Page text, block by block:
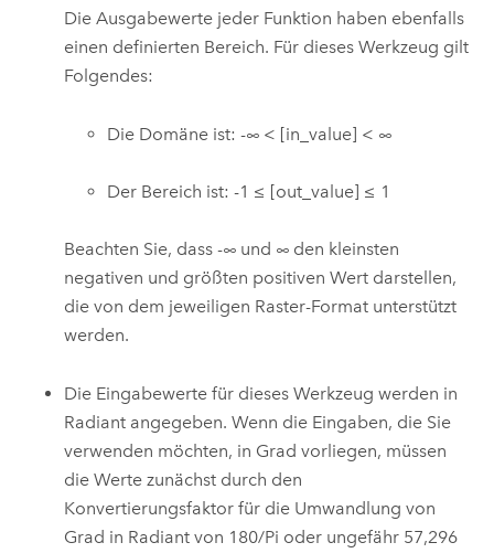
Die Ausgabewerte jeder Funktion haben ebenfalls
einen definierten Bereich. Für dieses Werkzeug gilt
Folgendes:
Die Domäne ist: -∞ < [in_value] < ∞
Der Bereich ist: -1 ≤ [out_value] ≤ 1
Beachten Sie, dass -∞ und ∞ den kleinsten
negativen und größten positiven Wert darstellen,
die von dem jeweiligen Raster-Format unterstützt
werden.
Die Eingabewerte für dieses Werkzeug werden in
Radiant angegeben. Wenn die Eingaben, die Sie
verwenden möchten, in Grad vorliegen, müssen
die Werte zunächst durch den
Konvertierungsfaktor für die Umwandlung von
Grad in Radiant von 180/Pi oder ungefähr 57,296